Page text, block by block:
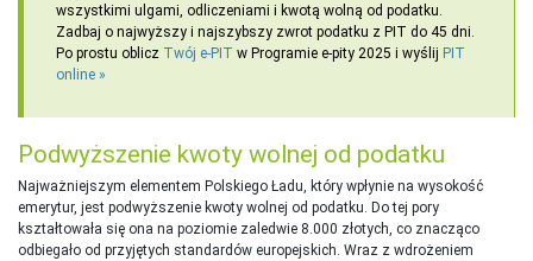
wszystkimi ulgami, odliczeniami i kwotą wolną od podatku.
Zadbaj o najwyższy i najszybszy zwrot podatku z PIT do 45 dni.
Po prostu oblicz Twój e-PIT w Programie e-pity 2025 i wyślij PIT
online
Podwyższenie kwoty wolnej od podatku
Najważniejszym elementem Polskiego Ładu, który wpłynie na wysokość
emerytur, jest podwyższenie kwoty wolnej od podatku. Do tej pory
kształtowała się ona na poziomie zaledwie 8.000 złotych, co znacząco
odbiegało od przyjętych standardów europejskich. Wraz z wdrożeniem